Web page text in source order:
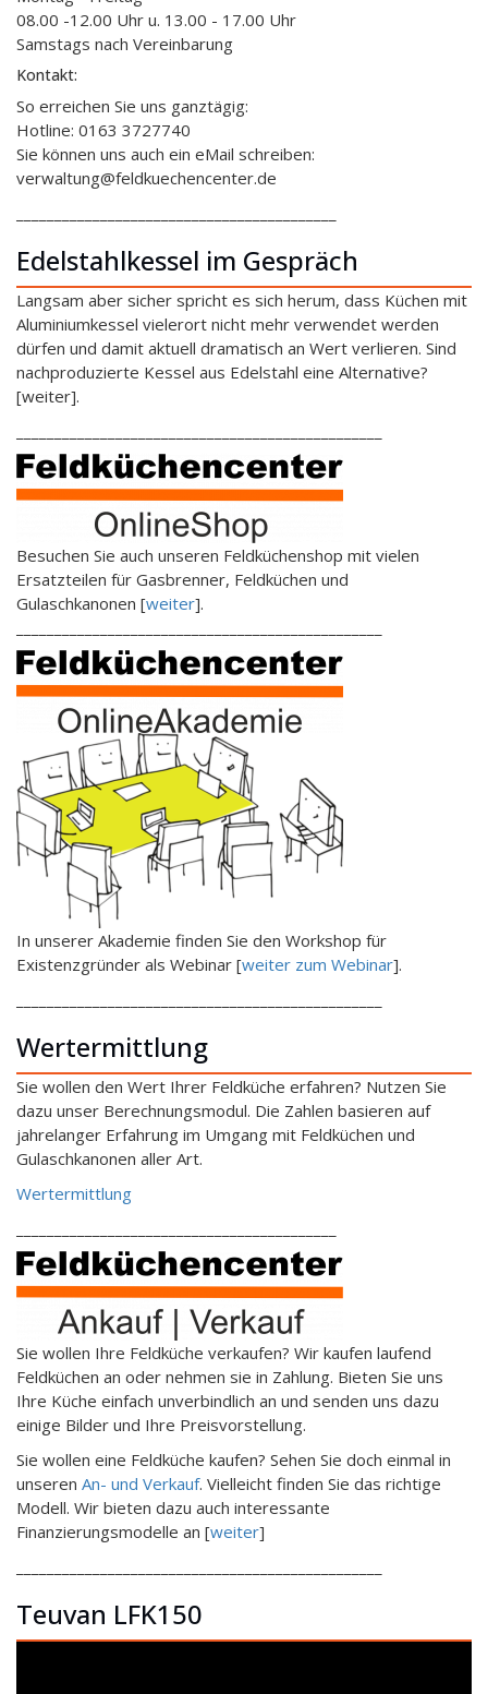
08.00 -12.00 Uhr u. 13.00 - 17.00 Uhr
Samstags nach Vereinbarung
Kontakt:
So erreichen Sie uns ganztägig:
Hotline: 0163 3727740
Sie können uns auch ein eMail schreiben:
verwaltung@feldkuechencenter.de
Edelstahlkessel im Gespräch
Langsam aber sicher spricht es sich herum, dass Küchen mit
Aluminiumkessel vielerort nicht mehr verwendet werden
dürfen und damit aktuell dramatisch an Wert verlieren. Sind
nachproduzierte Kessel aus Edelstahl eine Alternative?
[weiter].
Besuchen Sie auch unseren Feldküchenshop mit vielen
Ersatzteilen für Gasbrenner, Feldküchen und
Gulaschkanonen [weiter].
In unserer Akademie finden Sie den Workshop für
Existenzgründer als Webinar [weiter zum Webinar].
Wertermittlung
Sie wollen den Wert Ihrer Feldküche erfahren? Nutzen Sie
dazu unser Berechnungsmodul. Die Zahlen basieren auf
jahrelanger Erfahrung im Umgang mit Feldküchen und
Gulaschkanonen aller Art.
Wertermittlung
Sie wollen Ihre Feldküche verkaufen? Wir kaufen laufend
Feldküchen an oder nehmen sie in Zahlung. Bieten Sie uns
Ihre Küche einfach unverbindlich an und senden uns dazu
einige Bilder und Ihre Preisvorstellung.
Sie wollen eine Feldküche kaufen? Sehen Sie doch einmal in
unseren An- und Verkauf. Vielleicht finden Sie das richtige
Modell. Wir bieten dazu auch interessante
Finanzierungsmodelle an [weiter]
Teuvan LFK150